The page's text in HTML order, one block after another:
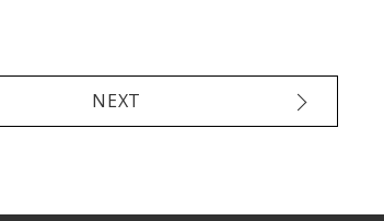
NEXT